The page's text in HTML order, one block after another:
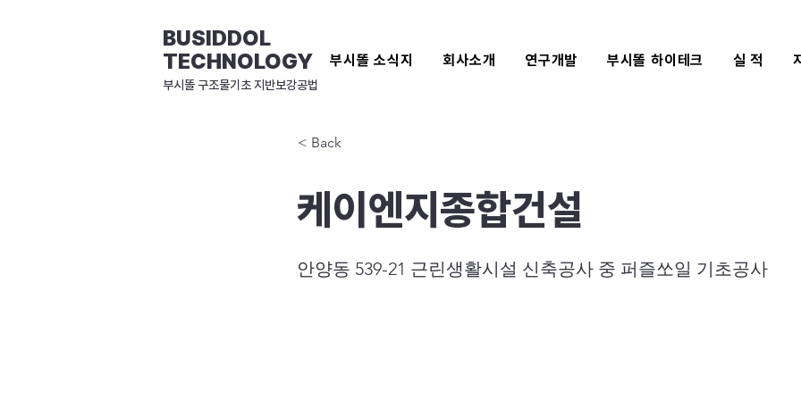
BUSIDDOL
TECHNOLOGY
부시똘 소식지 회사소개 연구개발 부시똘 하이테크 실 적
​부시똘 구조물기초 지반보강공법
< Back
케이엔지종합건설
안양동 539-21 근린생활시설 신축공사 중 퍼즐쏘일 기초공사